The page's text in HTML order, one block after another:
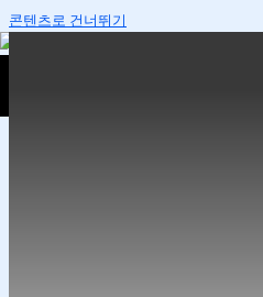
콘텐츠로 건너뛰기